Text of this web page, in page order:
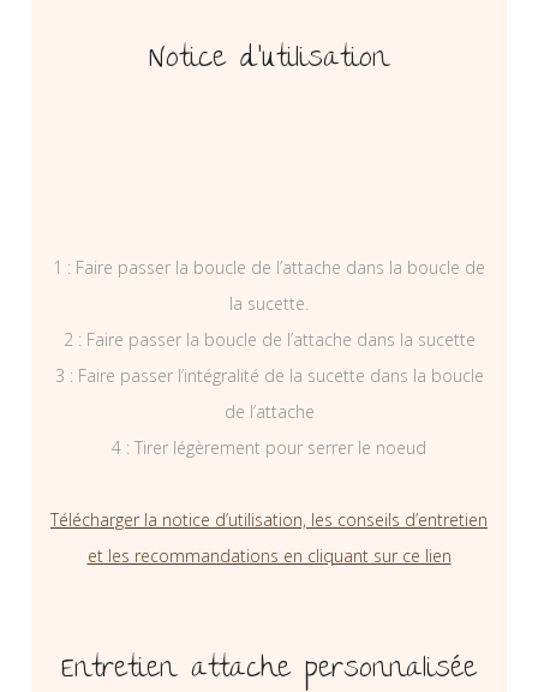
Notice d’utilisation
1 : Faire passer la boucle de l’attache dans la boucle de
la sucette.
2 : Faire passer la boucle de l’attache dans la sucette
3 : Faire passer l’intégralité de la sucette dans la boucle
de l’attache
4 : Tirer légèrement pour serrer le noeud
Télécharger la notice d’utilisation, les conseils d’entretien
et les recommandations en cliquant sur ce lien
Entretien attache personnalisée